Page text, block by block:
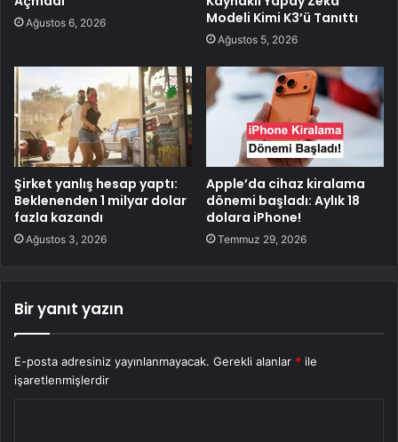
Ağustos 6, 2026
Modeli Kimi K3’ü Tanıttı
Ağustos 5, 2026
Şirket yanlış hesap yaptı:
Beklenenden 1 milyar dolar
fazla kazandı
Ağustos 3, 2026
Apple’da cihaz kiralama
dönemi başladı: Aylık 18
dolara iPhone!
Temmuz 29, 2026
Bir yanıt yazın
E-posta adresiniz yayınlanmayacak. Gerekli alanlar * ile
işaretlenmişlerdir